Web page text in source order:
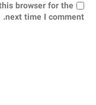
browser for the
next time I comment.